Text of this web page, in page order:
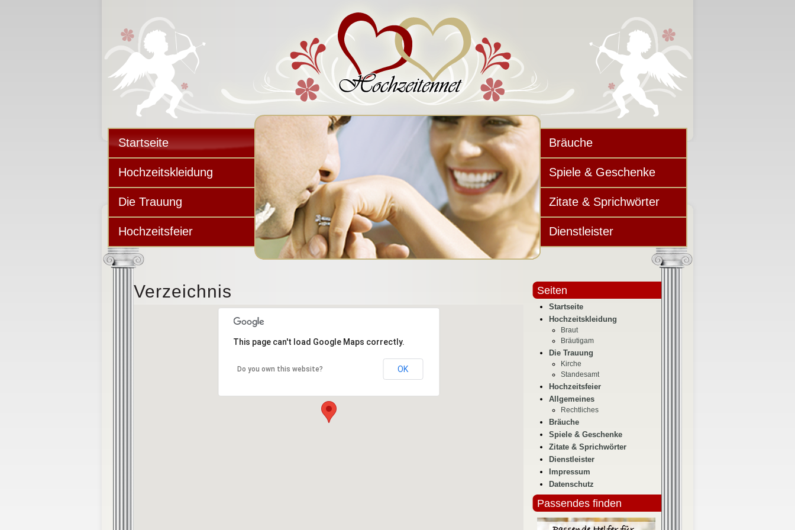
Startseite
Hochzeitskleidung
Die Trauung
Hochzeitsfeier
Bräuche
Spiele & Geschenke
Zitate & Sprichwörter
Dienstleister
Verzeichnis
This page can't load Google Maps correctly.
Do you own this website? OK
Seiten
Startseite
Hochzeitskleidung
Braut
Bräutigam
Die Trauung
Kirche
Standesamt
Hochzeitsfeier
Allgemeines
Rechtliches
Bräuche
Spiele & Geschenke
Zitate & Sprichwörter
Dienstleister
Impressum
Datenschutz
Passendes finden